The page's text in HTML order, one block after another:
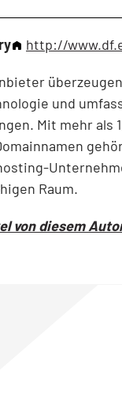
http://
und
Mit mehr als
Raum.
von diesem